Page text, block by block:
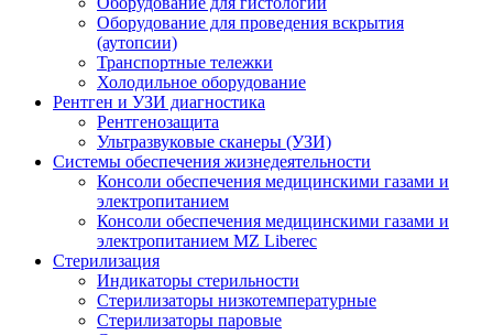
Оборудование для проведения вскрытия
(аутопсии)
Транспортные тележки
Холодильное оборудование
Рентген и УЗИ диагностика
Рентгенозащита
Ультразвуковые сканеры (УЗИ)
Системы обеспечения жизнедеятельности
Консоли обеспечения медицинскими газами и
электропитанием
Консоли обеспечения медицинскими газами и
электропитанием MZ Liberec
Стерилизация
Индикаторы стерильности
Стерилизаторы низкотемпературные
Стерилизаторы паровые